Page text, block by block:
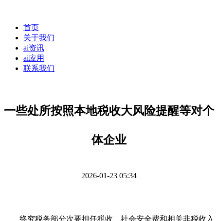
首页
关于我们
ai资讯
ai应用
联系我们
一些处所按照本地税收大风险提醒等对个
体企业
2026-01-23 05:34
终究税务部分次要担任税收、社会安全费和相关非税收入